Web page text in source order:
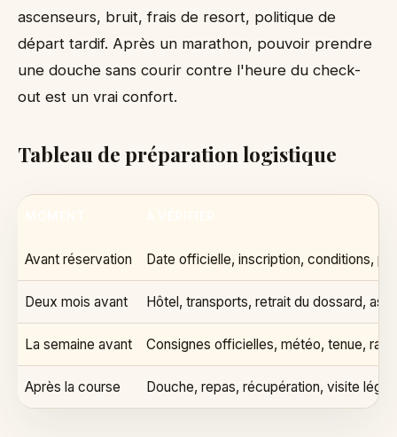
ascenseurs, bruit, frais de resort, politique de
départ tardif. Après un marathon, pouvoir prendre
une douche sans courir contre l'heure du check-
out est un vrai confort.
Tableau de préparation logistique
Avant réservation Date officielle, inscription, conditions,
Deux mois avant Hôtel, transports, retrait du dossard,
La semaine avant Consignes officielles, météo, tenue,
Après la course Douche, repas, récupération, visite